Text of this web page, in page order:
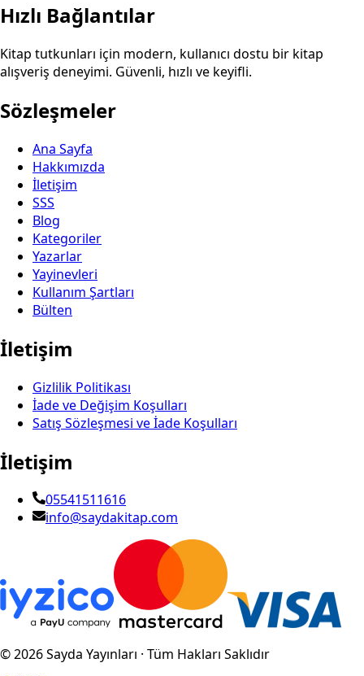
Hızlı Bağlantılar
Kitap tutkunları için modern, kullanıcı dostu bir kitap
alışveriş deneyimi. Güvenli, hızlı ve keyifli.
Sözleşmeler
Ana Sayfa
Hakkımızda
İletişim
SSS
Blog
Kategoriler
Yazarlar
Yayinevleri
Kullanım Şartları
Bülten
İletişim
Gizlilik Politikası
İade ve Değişim Koşulları
Satış Sözleşmesi ve İade Koşulları
İletişim
05541511616
info@saydakitap.com
© 2026 Sayda Yayınları · Tüm Hakları Saklıdır